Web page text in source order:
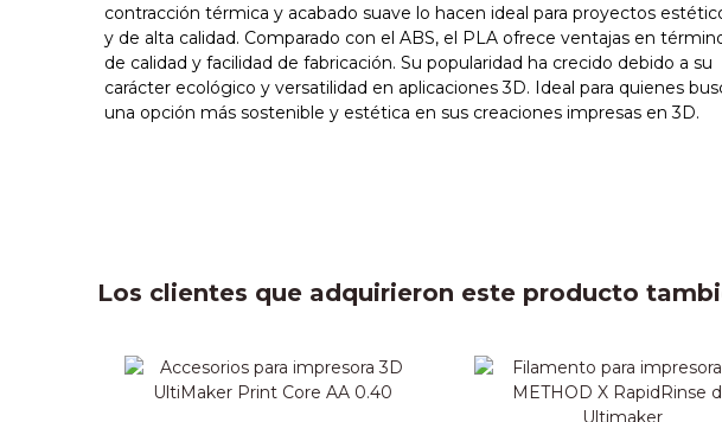
contracción térmica y acabado suave lo hacen ideal para proyectos
y de alta calidad. Comparado con el ABS, el PLA ofrece ventajas en
de calidad y facilidad de fabricación. Su popularidad ha crecido debido a su
carácter ecológico y versatilidad en aplicaciones 3D. Ideal para quienes
una opción más sostenible y estética en sus creaciones impresas en 3D.
Los clientes que adquirieron este producto